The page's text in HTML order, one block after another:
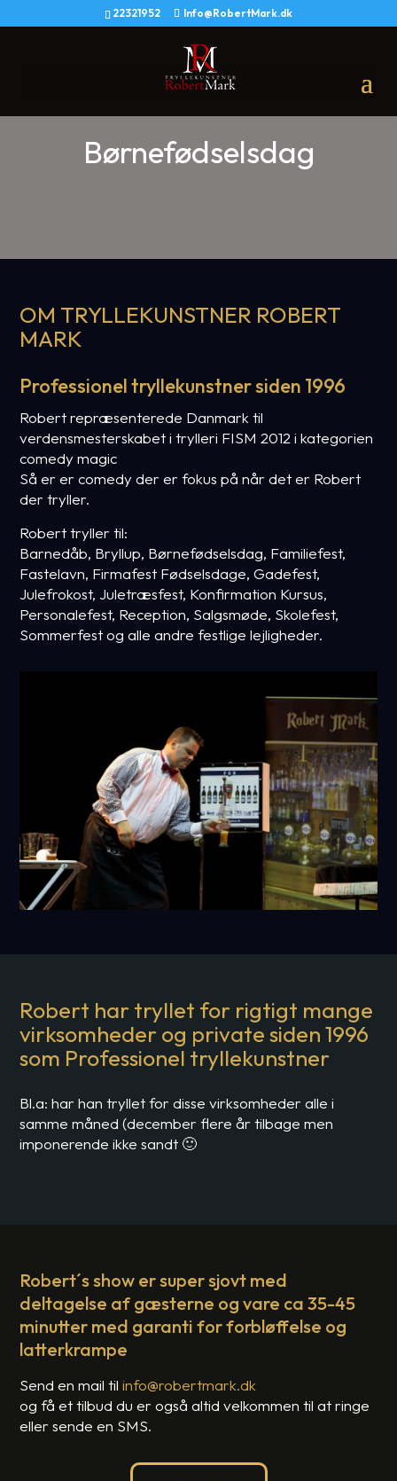
22321952 Info@RobertMark.dk
Børnefødselsdag
OM TRYLLEKUNSTNER ROBERT
MARK
Professionel tryllekunstner siden 1996
Robert repræsenterede Danmark til
verdensmesterskabet i trylleri FISM 2012 i kategorien
comedy magic
Så er er comedy der er fokus på når det er Robert
der tryller.
Robert tryller til:
Barnedåb, Bryllup, Børnefødselsdag, Familiefest,
Fastelavn, Firmafest Fødselsdage, Gadefest,
Julefrokost, Juletræsfest, Konfirmation Kursus,
Personalefest, Reception, Salgsmøde, Skolefest,
Sommerfest og alle andre festlige lejligheder.
Robert har tryllet for rigtigt mange
virksomheder og private siden 1996
som Professionel tryllekunstner
Bl.a: har han tryllet for disse virksomheder alle i
samme måned (december flere år tilbage men
imponerende ikke sandt 🙂
Robert´s show er super sjovt med
deltagelse af gæsterne og vare ca 35-45
minutter med garanti for forbløffelse og
latterkrampe
Send en mail tilinfo@robertmark.dk
og få et tilbud du er også altid velkommen til at ringe
eller sende en SMS.